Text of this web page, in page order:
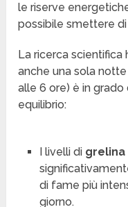
le riserve
possibile smettere di
La ricerca
anche una sola
alle 6 ore) è in
equilibrio:
I livelli di grelina
di fame più
giorno.